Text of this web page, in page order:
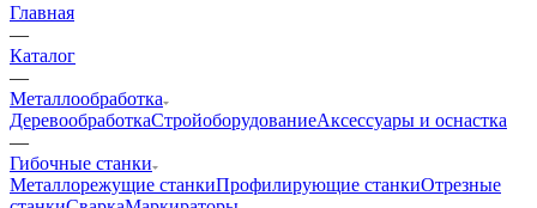
Главная
—
Каталог
—
Металлообработка
ДеревообработкаСтройоборудованиеАксeccyapы и оснастка
—
Гибочные станки
Металлорежущие станкиПрофилирующие станкиОтрезные